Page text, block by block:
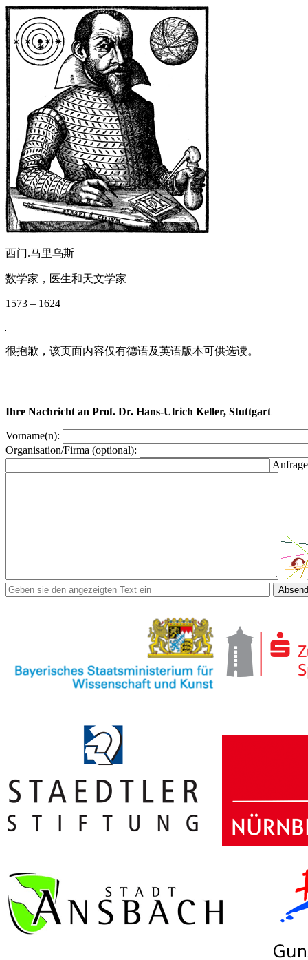
西门.马里乌斯
数学家，医生和天文学家
1573 – 1624
很抱歉，该页面内容仅有德语及英语版本可供选读。
Ihre Nachricht an Prof. Dr. Hans-Ulrich Keller, Stuttgart
Vorname(n):
Organisation/Firma (optional):